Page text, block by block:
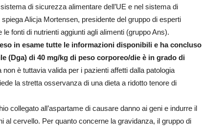
di sicurezza alimentare dell’UE e nel sistema di
Alicja Mortensen, presidente del gruppo di esperti
fonti di nutrienti aggiunti agli alimenti (gruppo Ans).
in esame tutte le informazioni disponibili e ha concluso
(Dga) di 40 mg/kg di peso corporeo/die è in grado di
non è tuttavia valida per i pazienti affetti dalla patologia
la stretta osservanza di una dieta a ridotto tenore di
collegato all’aspartame di causare danno ai geni e indurre il
al cervello. Per quanto concerne la gravidanza, il gruppo di